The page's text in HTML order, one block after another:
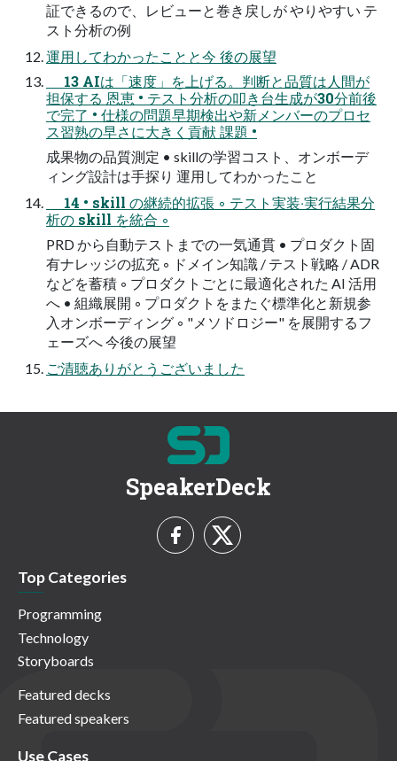
証できるので、レビューと巻き戻しが やりやすい テ
スト分析の例
運⽤してわかったことと今 後の展望
13 AIは「速度」を上げる。判断と品質は⼈間が
担保する 恩恵 • テスト分析の叩き台⽣成が30分前後
で完了 • 仕様の問題早期検出や新メンバーのプロセ
ス習熟の早さに⼤きく貢献 課題 •
成果物の品質測定 • skillの学習コスト、オンボーデ
ィング設計は⼿探り 運⽤してわかったこと
14 • skill の継続的拡張 ◦ テスト実装‧実⾏結果分
析の skill を統合 ◦
PRD から⾃動テストまでの⼀気通貫 • プロダクト固
有ナレッジの拡充 ◦ ドメイン知識 / テスト戦略 / ADR
などを蓄積 ◦ プロダクトごとに最適化された AI 活⽤
へ • 組織展開 ◦ プロダクトをまたぐ標準化と新規参
⼊オンボーディング ◦ "メソドロジー" を展開するフ
ェーズへ 今後の展望
ご清聴ありがとうございました
SpeakerDeck
Top Categories
Programming
Technology
Storyboards
Featured decks
Featured speakers
Use Cases